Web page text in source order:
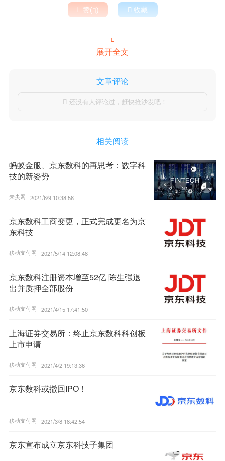
 赞()  收藏

展开全文
文章评论
 还没有人评论过，赶快抢沙发吧！
相关阅读
蚂蚁金服、京东数科的再思考：数字科
技的新姿势
未央网 | 2021/6/9 10:38:58
京东数科工商变更，正式完成更名为京
东科技
移动支付网 | 2021/5/14 12:08:48
京东数科注册资本增至52亿 陈生强退
出并质押全部股份
移动支付网 | 2021/4/15 17:41:50
上海证券交易所：终止京东数科科创板
上市申请
移动支付网 | 2021/4/2 19:13:36
京东数科或撤回IPO！
移动支付网 | 2021/3/8 18:42:54
京东宣布成立京东科技子集团